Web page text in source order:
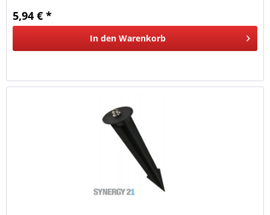
5,94 € *
In den Warenkorb